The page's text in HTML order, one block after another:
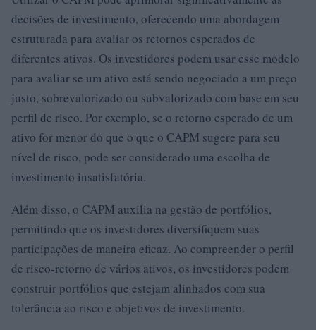
decisões de investimento, oferecendo uma abordagem
estruturada para avaliar os retornos esperados de
diferentes ativos. Os investidores podem usar esse modelo
para avaliar se um ativo está sendo negociado a um preço
justo, sobrevalorizado ou subvalorizado com base em seu
perfil de risco. Por exemplo, se o retorno esperado de um
ativo for menor do que o que o CAPM sugere para seu
nível de risco, pode ser considerado uma escolha de
investimento insatisfatória.
Além disso, o CAPM auxilia na gestão de portfólios,
permitindo que os investidores diversifiquem suas
participações de maneira eficaz. Ao compreender o perfil
de risco-retorno de vários ativos, os investidores podem
construir portfólios que estejam alinhados com sua
tolerância ao risco e objetivos de investimento.